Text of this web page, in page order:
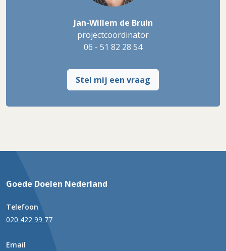
Jan-Willem de Bruin
projectcoördinator
06 - 51 82 28 54
Stel mij een vraag
Goede Doelen Nederland
Telefoon
020 422 99 77
Email